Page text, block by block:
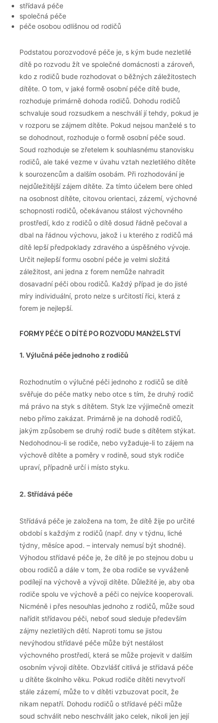
střídavá péče
společná péče
péče osobou odlišnou od rodičů
Podstatou porozvodové péče je, s kým bude nezletilé
dítě po rozvodu žít ve společné domácnosti a zároveň,
kdo z rodičů bude rozhodovat o běžných záležitostech
dítěte. O tom, v jaké formě osobní péče dítě bude,
rozhoduje primárně dohoda rodičů. Dohodu rodičů
schvaluje soud rozsudkem a neschválí jí tehdy, pokud je
v rozporu se zájmem dítěte. Pokud nejsou manželé s to
se dohodnout, rozhoduje o formě osobní péče soud.
Soud rozhoduje se zřetelem k souhlasnému stanovisku
rodičů, ale také vezme v úvahu vztah nezletilého dítěte
k sourozencům a dalším osobám. Při rozhodování je
nejdůležitější zájem dítěte. Za tímto účelem bere ohled
na osobnost dítěte, citovou orientaci, zázemí, výchovné
schopnosti rodičů, očekávanou stálost výchovného
prostředí, kdo z rodičů o dítě dosud řádně pečoval a
dbal na řádnou výchovu, jakož i u kterého z rodičů má
dítě lepší předpoklady zdravého a úspěšného vývoje.
Určit nejlepší formu osobní péče je velmi složitá
záležitost, ani jedna z forem nemůže nahradit
dosavadní péči obou rodičů. Každý případ je do jisté
míry individuální, proto nelze s určitostí říci, která z
forem je nejlepší.
FORMY PÉČE O DÍTĚ PO ROZVODU MANŽELSTVÍ
1. Výlučná péče jednoho z rodičů
Rozhodnutím o výlučné péči jednoho z rodičů se dítě
svěřuje do péče matky nebo otce s tím, že druhý rodič
má právo na styk s dítětem. Styk lze výjimečně omezit
nebo přímo zakázat. Primárně je na dohodě rodičů,
jakým způsobem se druhý rodič bude s dítětem stýkat.
Nedohodnou-li se rodiče, nebo vyžaduje-li to zájem na
výchově dítěte a poměry v rodině, soud styk rodiče
upraví, případně určí i místo styku.
2. Střídává péče
Střídává péče je založena na tom, že dítě žije po určité
období s každým z rodičů (např. dny v týdnu, liché
týdny, měsíce apod. – intervaly nemusí být shodné).
Výhodou střídavé péče je, že dítě je po stejnou dobu u
obou rodičů a dále v tom, že oba rodiče se vyváženě
podílejí na výchově a vývoji dítěte. Důležité je, aby oba
rodiče spolu ve výchově a péči co nejvíce kooperovali.
Nicméně i přes nesouhlas jednoho z rodičů, může soud
nařídit střídavou péči, neboť soud sleduje především
zájmy nezletilých dětí. Naproti tomu se jistou
nevýhodou střídavé péče může být nestálost
výchovného prostředí, která se může projevit v dalším
osobním vývoji dítěte. Obzvlášť citlivá je střídavá péče
u dítěte školního věku. Pokud rodiče dítěti nevytvoří
stále zázemí, může to v dítěti vzbuzovat pocit, že
nikam nepatří. Dohodu rodičů o střídavé péči může
soud schválit nebo neschválit jako celek, nikoli jen její